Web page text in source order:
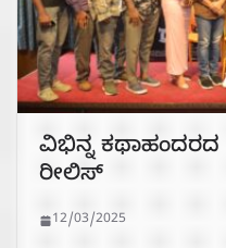
ವಿಭಿನ್ನ ಕಥಾಹಂದರದ
ರೀಲಿಸ್
12/03/2025